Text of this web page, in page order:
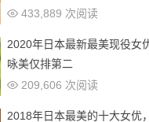
433,889 次阅读
2020年日本最新最美现役女
咏美仅排第二
209,606 次阅读
2018年日本最美的十大女优